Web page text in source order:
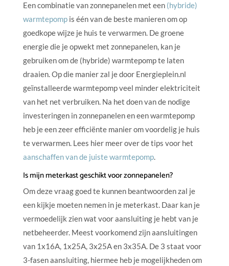
Een combinatie van zonnepanelen met een (hybride)
warmtepompis één van de beste manieren om op
goedkope wijze je huis te verwarmen. De groene
energie die je opwekt met zonnepanelen, kan je
gebruiken om de (hybride) warmtepomp te laten
draaien. Op die manier zal je door Energieplein.nl
geïnstalleerde warmtepomp veel minder elektriciteit
van het net verbruiken. Na het doen van de nodige
investeringen in zonnepanelen en een warmtepomp
heb je een zeer efficiënte manier om voordelig je huis
te verwarmen. Lees hier meer over de tips voor het
aanschaffen van de juiste warmtepomp.
Is mijn meterkast geschikt voor zonnepanelen?
Om deze vraag goed te kunnen beantwoorden zal je
een kijkje moeten nemen in je meterkast. Daar kan je
vermoedelijk zien wat voor aansluiting je hebt van je
netbeheerder. Meest voorkomend zijn aansluitingen
van 1x16A, 1x25A, 3x25A en 3x35A. De 3 staat voor
3-fasen aansluiting, hiermee heb je mogelijkheden om